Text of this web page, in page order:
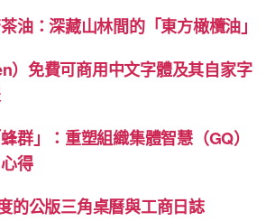
油：深藏山林間的「東方橄欖油」
）免費可商用中文字體及其自家字
群」：重塑組織集體智慧（GQ）
得
的公版三角桌曆與工商日誌